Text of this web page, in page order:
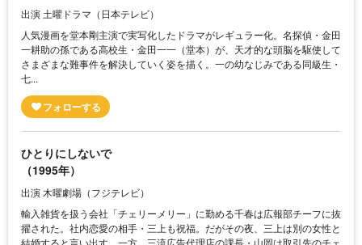
出演 土曜ドラマ（日本テレビ）
人気漫画を堂本剛主演で実写化したドラマがレギュラー化。名探偵・金田
一耕助の孫である高校生・金田一一（堂本）が、天才的な頭脳を駆使して
さまざまな難事件を解決していく姿を描く。一の幼なじみである同級生・
七...
ひとりにしないで
（1995年）
出演 木曜劇場（フジテレビ）
輸入雑貨を扱う会社「チェリーメリー」に勤める千春は広報部チーフに抜
擢された。社内恋愛の相手・三上も祝福。だがその夜、三上は別の女性と
結婚すると言い出す。一方、三流広告代理店の課長・山岡は取引先のチェ